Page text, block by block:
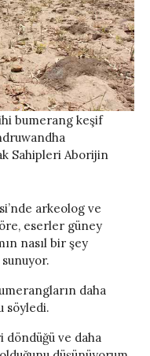
bumerang keşif
Sahipleri Aborijin
arkeolog ve
eserler güney
nasıl bir şey
daha
söyledi.
döndüğü ve daha